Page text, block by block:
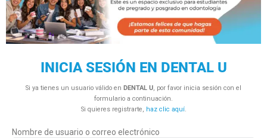
INICIA SESIÓN EN DENTAL U
Si ya tienes un usuario válido en DENTAL U, por favor inicia sesión con el
formulario a continuación.
Si quieres registrarte, haz clic aquí.
Nombre de usuario o correo electrónico